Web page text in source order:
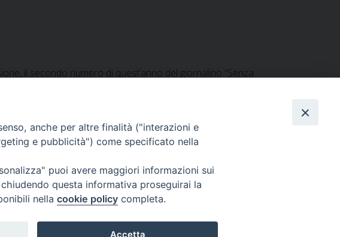
il secondo numero di quest’anno del giornalino “Senza
dell’Ordinario col Capo di SME in Kosovo.
Ordinariato Militare per l'Italia
anche per altre finalità ("interazioni e
e pubblicità") come specificato nella
puoi avere maggiori informazioni sui
questa informativa proseguirai la
nella cookie policy completa.
Accetta